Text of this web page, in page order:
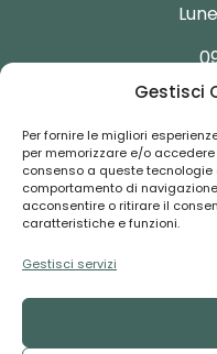
Gestisci
Per fornire le migliori
per memorizzare e/o
consenso a queste
comportamento di
acconsentire o ritirare il
caratteristiche e funzioni.
Gestisci servizi
+39